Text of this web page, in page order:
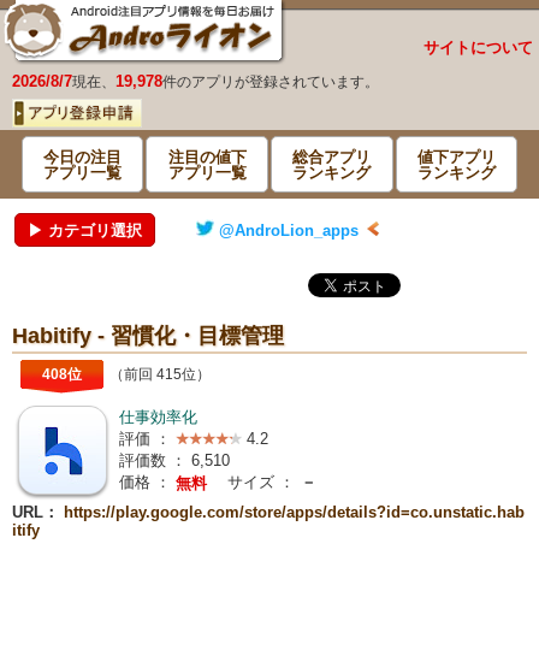
サイトについて
2026/8/7現在、 19,978件のアプリが登録されています。
今日の注目
アプリ一覧
注目の値下
アプリ一覧
総合アプリ
ランキング
値下アプリ
ランキング
▶ カテゴリ選択 @AndroLion_apps
Habitify - 習慣化・目標管理
408位 （前回 415位）
仕事効率化
評価 ：
4.2
評価数 ： 6,510
価格 ： 無料 サイズ ：
－
URL：
https://play.google.com/store/apps/details?id=co.unstatic.hab
itify